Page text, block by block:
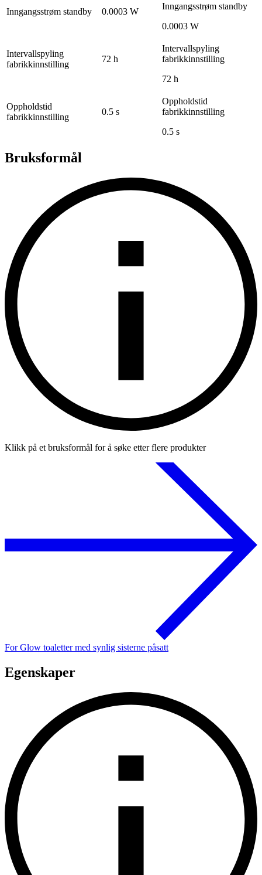
Inngangsstrøm standby 0.0003 W
Inngangsstrøm standby
0.0003 W
Intervallspyling
fabrikkinnstilling
72 h
Intervallspyling
fabrikkinnstilling
72 h
Oppholdstid
fabrikkinnstilling
0.5 s
Oppholdstid
fabrikkinnstilling
0.5 s
Bruksformål
Klikk på et bruksformål for å søke etter flere produkter
For Glow toaletter med synlig sisterne påsatt
Egenskaper